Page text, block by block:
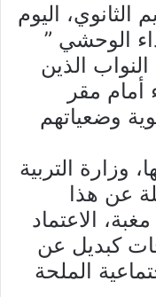
الثانوي، اليوم
الوحشي ”
الذين
أمام مقر
وضعياتهم
وزارة التربية
عن هذا
الاعتماد
كبديل عن
الملحة